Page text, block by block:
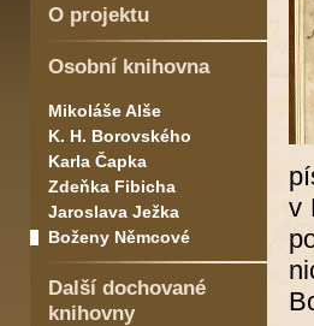
O projektu
Osobní knihovna
Mikoláše Alše
K. H. Borovského
Karla Čapka
Zdeňka Fibicha
Jaroslava Ježka
Boženy Němcové
Další dochované
knihovny
v